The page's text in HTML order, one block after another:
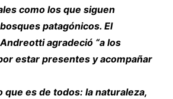
como los que siguen
patagónicos. El
agradeció “a los
estar presentes y acompañar
que es de todos: la naturaleza,